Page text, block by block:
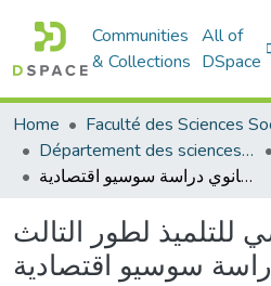
Communities
& Collections
All of
DSpace
Home
Département des sciences sociales
المشروع الشخصي للتلميذ لطور التالث ثانوي دراسة سوسيو اقتصادية
لطور التالث
سوسيو اقتصادية